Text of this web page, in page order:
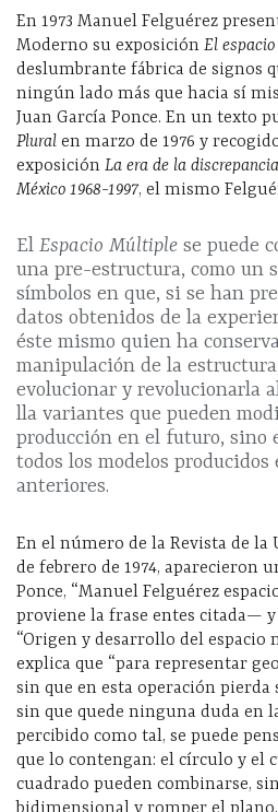
En 1973 Manuel Felguérez
Moderno su exposición El
deslumbrante fábrica de signos
ningún lado más que hacia sí
Juan García Ponce. En un texto
Plural en marzo de 1976 y
exposición La era de la
México 1968-1997, el mismo
El Espacio Múltiple se puede
una pre-estructura, como un
símbolos en que, si se han
datos obtenidos de la
éste mismo quien ha
manipulación de la
evolucionar y revolucionarla
lla variantes que pueden
producción en el futuro, sino
todos los modelos producidos
anteriores.
En el número de la Revista de la
de febrero de 1974, aparecieron
Ponce, “Manuel Felguérez
proviene la frase entes citada— y
“Origen y desarrollo del espacio
explica que “para representar
sin que en esta operación
sin que quede ninguna duda en
percibido como tal, se puede
que lo contengan: el círculo y el
cuadrado pueden combinarse,